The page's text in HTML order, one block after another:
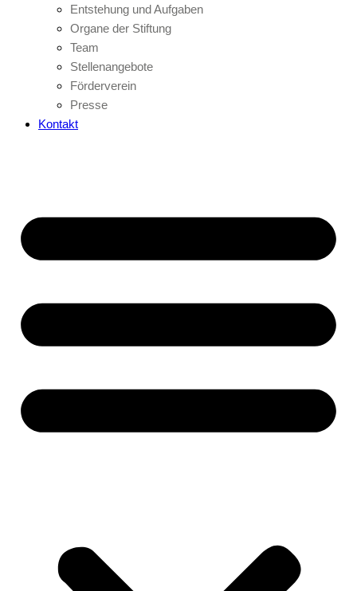
Entstehung und Aufgaben
Organe der Stiftung
Team
Stellenangebote
Förderverein
Presse
Kontakt